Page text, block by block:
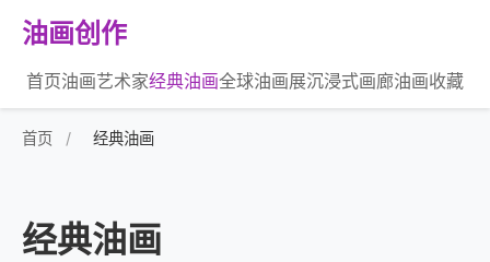
油画创作
首页油画艺术家经典油画全球油画展沉浸式画廊油画收藏
首页 / 经典油画
经典油画